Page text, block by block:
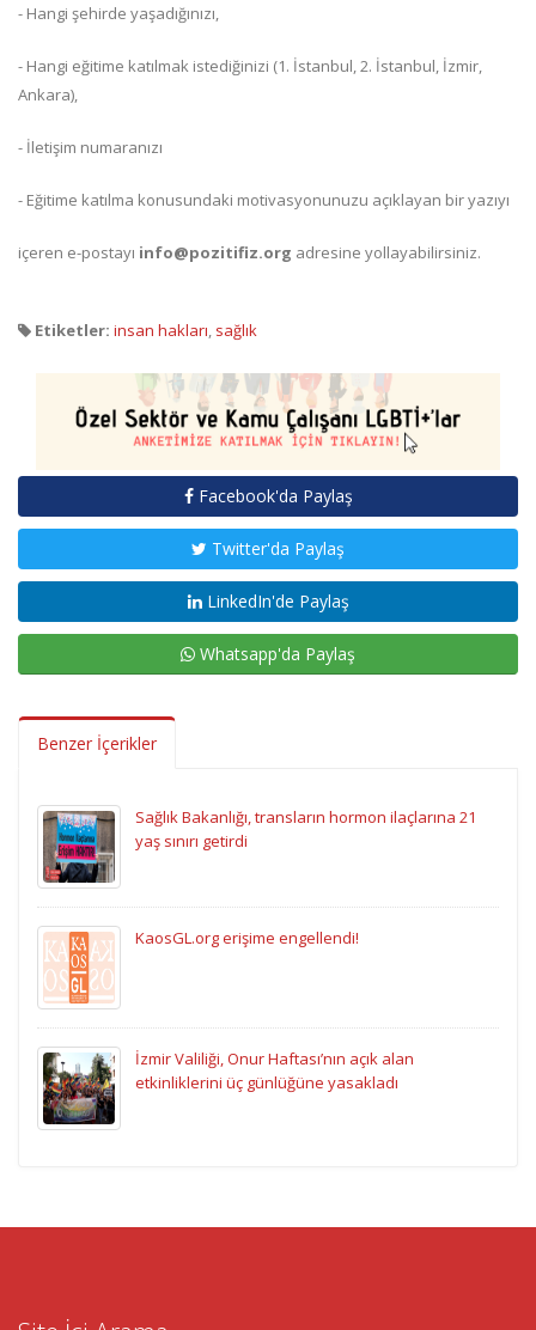
- Hangi şehirde yaşadığınızı,
- Hangi eğitime katılmak istediğinizi (1. İstanbul, 2. İstanbul, İzmir,
Ankara),
- İletişim numaranızı
- Eğitime katılma konusundaki motivasyonunuzu açıklayan bir yazıyı
içeren e-postayı info@pozitifiz.org adresine yollayabilirsiniz.
Etiketler: insan hakları, sağlık
Facebook'da Paylaş
Twitter'da Paylaş
LinkedIn'de Paylaş
Whatsapp'da Paylaş
Benzer İçerikler
Sağlık Bakanlığı, transların hormon ilaçlarına 21
yaş sınırı getirdi
KaosGL.org erişime engellendi!
İzmir Valiliği, Onur Haftası’nın açık alan
etkinliklerini üç günlüğüne yasakladı